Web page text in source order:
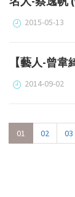
2015-05-13
【藝人-曾韋
2014-09-02
01 02 03